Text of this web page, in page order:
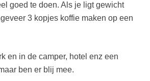
goed te doen. Als je ligt gewicht
3 kopjes koffie maken op een
en in de camper, hotel enz een
ben er blij mee.